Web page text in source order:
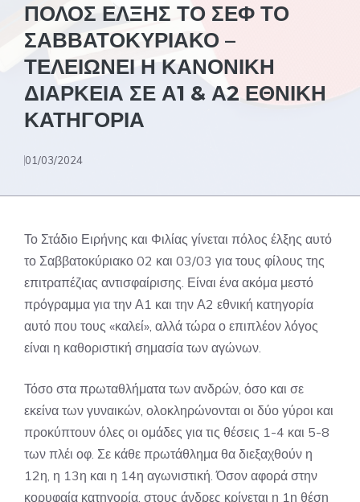
ΠΟΛΟΣ ΕΛΞΗΣ ΤΟ ΣΕΦ ΤΟ
ΣΑΒΒΑΤΟΚΥΡΙΑΚΟ –
ΤΕΛΕΙΩΝΕΙ Η ΚΑΝΟΝΙΚΗ
ΔΙΑΡΚΕΙΑ ΣΕ Α1 & Α2 ΕΘΝΙΚΗ
ΚΑΤΗΓΟΡΙΑ
01/03/2024
Το Στάδιο Ειρήνης και Φιλίας γίνεται πόλος έλξης αυτό
το Σαββατοκύριακο 02 και 03/03 για τους φίλους της
επιτραπέζιας αντισφαίρισης. Είναι ένα ακόμα μεστό
πρόγραμμα για την Α1 και την Α2 εθνική κατηγορία
αυτό που τους «καλεί», αλλά τώρα ο επιπλέον λόγος
είναι η καθοριστική σημασία των αγώνων.
Τόσο στα πρωταθλήματα των ανδρών, όσο και σε
εκείνα των γυναικών, ολοκληρώνονται οι δύο γύροι και
προκύπτουν όλες οι ομάδες για τις θέσεις 1-4 και 5-8
των πλέι οφ. Σε κάθε πρωτάθλημα θα διεξαχθούν η
12η, η 13η και η 14η αγωνιστική. Όσον αφορά στην
κορυφαία κατηγορία, στους άνδρες κρίνεται η 1η θέση